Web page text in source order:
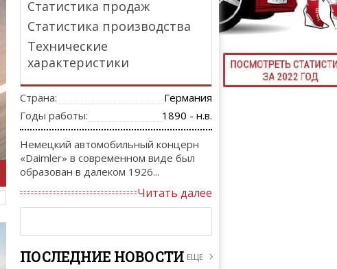
ТЮНИНГ
Статистика продаж
Статистика производства
Технические
характеристики
Страна:
Германия
Годы работы:
1890 - н.в.
Немецкий автомобильный концерн
«Daimler» в современном виде был
образован в далеком 1926...
Читать далее
ПОСЛЕДНИЕ НОВОСТИ ЕЩЕ